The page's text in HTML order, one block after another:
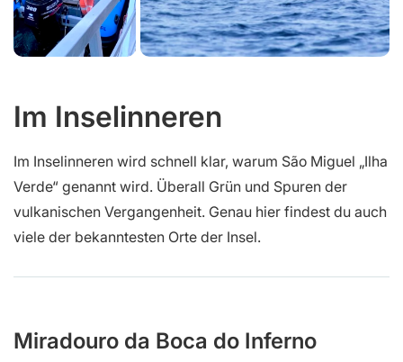
Im Inselinneren
Im Inselinneren wird schnell klar, warum São Miguel „Ilha
Verde“ genannt wird. Überall Grün und Spuren der
vulkanischen Vergangenheit. Genau hier findest du auch
viele der bekanntesten Orte der Insel.
Miradouro da Boca do Inferno